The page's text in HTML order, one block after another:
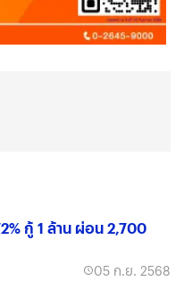
กู้ 1 ล้าน ผ่อน 2,700
05 ก.ย. 2568